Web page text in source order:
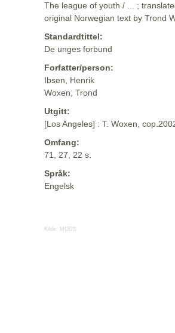
The league of youth / ... ;
original Norwegian text by Trond
Standardtittel:
De unges forbund
Forfatter/person:
Ibsen, Henrik
Woxen, Trond
Utgitt:
[Los Angeles] : T. Woxen,
Omfang:
71, 27, 22 s.
Språk:
Engelsk
Kilde: MODS